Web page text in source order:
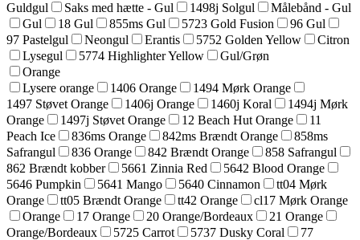
Guldgul
Saks med hætte - Gul 1498j Solgul
Målebånd - Gul
Gul
18 Gul 855ms Gul 5723 Gold Fusion
96 Gul
97 Pastelgul
Neongul Erantis 5752 Golden Yellow
Citron
Lysegul
5774 Highlighter Yellow
Gul/Grøn
Orange
Lysere orange
1406 Orange
1494 Mørk Orange
1497 Støvet Orange
1406j Orange 1460j Koral
1494j Mørk
Orange
1497j Støvet Orange 12 Beach Hut Orange
11
Peach Ice
836ms Orange 842ms Brændt Orange
858ms
Safrangul
836 Orange 842 Brændt Orange
858 Safrangul
862 Brændt kobber
5661 Zinnia Red
5642 Blood Orange
5646 Pumpkin
5641 Mango 5640 Cinnamon
tt04 Mørk
Orange
tt05 Brændt Orange tt42 Orange
cl17 Mørk Orange
Orange
17 Orange 20 Orange/Bordeaux
21 Orange
Orange/Bordeaux
5725 Carrot 5737 Dusky Coral
77